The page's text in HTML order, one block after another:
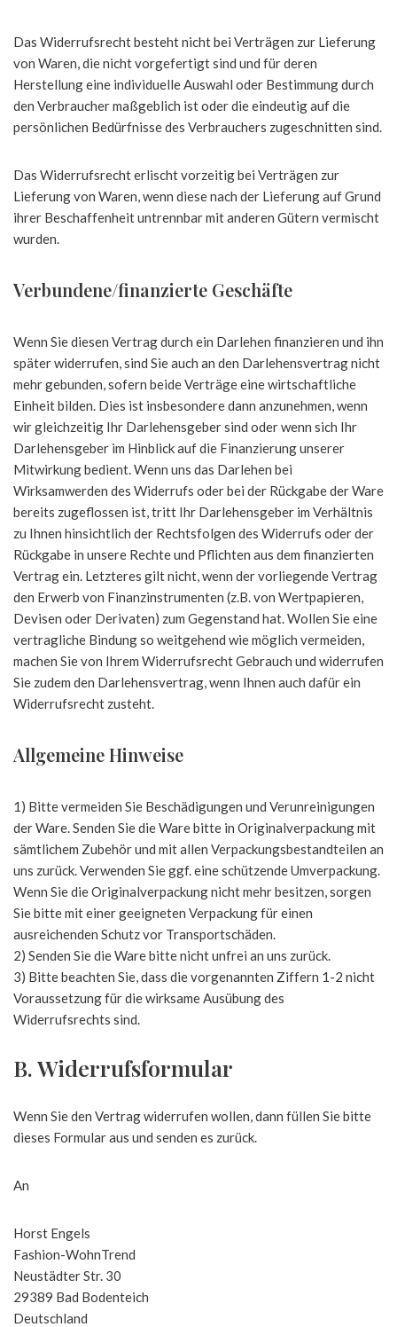
Das Widerrufsrecht besteht nicht bei Verträgen zur Lieferung
von Waren, die nicht vorgefertigt sind und für deren
Herstellung eine individuelle Auswahl oder Bestimmung durch
den Verbraucher maßgeblich ist oder die eindeutig auf die
persönlichen Bedürfnisse des Verbrauchers zugeschnitten sind.
Das Widerrufsrecht erlischt vorzeitig bei Verträgen zur
Lieferung von Waren, wenn diese nach der Lieferung auf Grund
ihrer Beschaffenheit untrennbar mit anderen Gütern vermischt
wurden.
Verbundene/finanzierte Geschäfte
Wenn Sie diesen Vertrag durch ein Darlehen finanzieren und ihn
später widerrufen, sind Sie auch an den Darlehensvertrag nicht
mehr gebunden, sofern beide Verträge eine wirtschaftliche
Einheit bilden. Dies ist insbesondere dann anzunehmen, wenn
wir gleichzeitig Ihr Darlehensgeber sind oder wenn sich Ihr
Darlehensgeber im Hinblick auf die Finanzierung unserer
Mitwirkung bedient. Wenn uns das Darlehen bei
Wirksamwerden des Widerrufs oder bei der Rückgabe der Ware
bereits zugeflossen ist, tritt Ihr Darlehensgeber im Verhältnis
zu Ihnen hinsichtlich der Rechtsfolgen des Widerrufs oder der
Rückgabe in unsere Rechte und Pflichten aus dem finanzierten
Vertrag ein. Letzteres gilt nicht, wenn der vorliegende Vertrag
den Erwerb von Finanzinstrumenten (z.B. von Wertpapieren,
Devisen oder Derivaten) zum Gegenstand hat. Wollen Sie eine
vertragliche Bindung so weitgehend wie möglich vermeiden,
machen Sie von Ihrem Widerrufsrecht Gebrauch und widerrufen
Sie zudem den Darlehensvertrag, wenn Ihnen auch dafür ein
Widerrufsrecht zusteht.
Allgemeine Hinweise
1) Bitte vermeiden Sie Beschädigungen und Verunreinigungen
der Ware. Senden Sie die Ware bitte in Originalverpackung mit
sämtlichem Zubehör und mit allen Verpackungsbestandteilen an
uns zurück. Verwenden Sie ggf. eine schützende Umverpackung.
Wenn Sie die Originalverpackung nicht mehr besitzen, sorgen
Sie bitte mit einer geeigneten Verpackung für einen
ausreichenden Schutz vor Transportschäden.
2) Senden Sie die Ware bitte nicht unfrei an uns zurück.
3) Bitte beachten Sie, dass die vorgenannten Ziffern 1-2 nicht
Voraussetzung für die wirksame Ausübung des
Widerrufsrechts sind.
B. Widerrufsformular
Wenn Sie den Vertrag widerrufen wollen, dann füllen Sie bitte
dieses Formular aus und senden es zurück.
An
Horst Engels
Fashion-WohnTrend
Neustädter Str. 30
29389 Bad Bodenteich
Deutschland